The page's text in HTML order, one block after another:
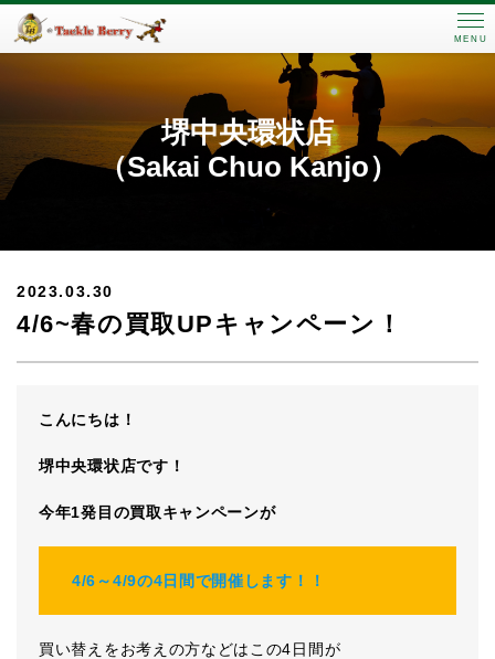
MENU
堺中央環状店
（Sakai Chuo Kanjo）
2023.03.30
4/6~春の買取UPキャンペーン！
こんにちは！
堺中央環状店です！
今年1発目の買取キャンペーンが
4/6～4/9の4日間で開催します！！
買い替えをお考えの方などはこの4日間が